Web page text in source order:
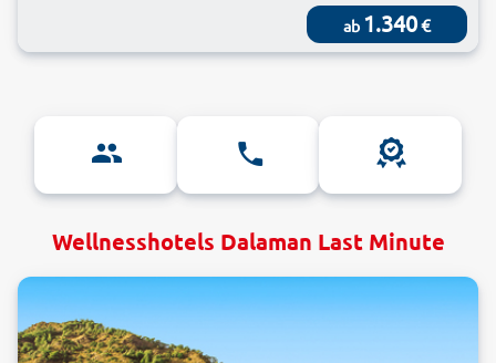
ab 1.340€
Wellnesshotels Dalaman Last Minute